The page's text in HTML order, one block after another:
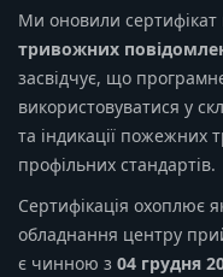
Ми оновили сертифікат
тривожних
засвідчує, що
використовуватися у
та індикації пожежних
профільних стандартів.
Сертифікація охоплює
обладнання центру
є чинною з 04 грудня